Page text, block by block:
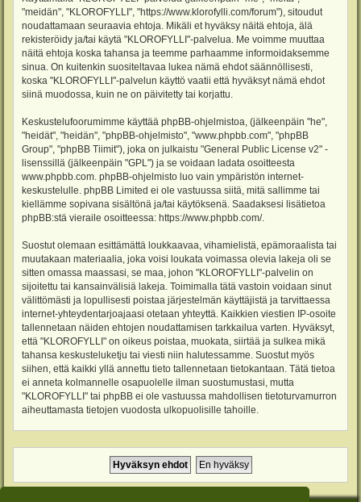
"meidän", "KLOROFYLLI", "https://www.klorofylli.com/forum"), sitoudut
noudattamaan seuraavia ehtoja. Mikäli et hyväksy näitä ehtoja, älä
rekisteröidy ja/tai käytä "KLOROFYLLI"-palvelua. Me voimme muuttaa
näitä ehtoja koska tahansa ja teemme parhaamme informoidaksemme
sinua. On kuitenkin suositeltavaa lukea nämä ehdot säännöllisesti,
koska "KLOROFYLLI"-palvelun käyttö vaatii että hyväksyt nämä ehdot
siinä muodossa, kuin ne on päivitetty tai korjattu.
Keskustelufoorumimme käyttää phpBB-ohjelmistoa, (jälkeenpäin "he",
"heidät", "heidän", "phpBB-ohjelmisto", "www.phpbb.com", "phpBB
Group", "phpBB Tiimit"), joka on julkaistu "General Public License v2" -
lisenssillä (jälkeenpäin "GPL") ja se voidaan ladata osoitteesta
www.phpbb.com . phpBB-ohjelmisto luo vain ympäristön internet-
keskustelulle. phpBB Limited ei ole vastuussa siitä, mitä sallimme tai
kiellämme sopivana sisältönä ja/tai käytöksenä. Saadaksesi lisätietoa
phpBB:stä vieraile osoitteessa: https://www.phpbb.com/.
Suostut olemaan esittämättä loukkaavaa, vihamielistä, epämoraalista tai
muutakaan materiaalia, joka voisi loukata voimassa olevia lakeja oli se
sitten omassa maassasi, se maa, johon "KLOROFYLLI"-palvelin on
sijoitettu tai kansainvälisiä lakeja. Toimimalla tätä vastoin voidaan sinut
välittömästi ja lopullisesti poistaa järjestelmän käyttäjistä ja tarvittaessa
internet-yhteydentarjoajaasi otetaan yhteyttä. Kaikkien viestien IP-osoite
tallennetaan näiden ehtojen noudattamisen tarkkailua varten. Hyväksyt,
että "KLOROFYLLI" on oikeus poistaa, muokata, siirtää ja sulkea mikä
tahansa keskusteluketju tai viesti niin halutessamme. Suostut myös
siihen, että kaikki yllä annettu tieto tallennetaan tietokantaan. Tätä tietoa
ei anneta kolmannelle osapuolelle ilman suostumustasi, mutta
"KLOROFYLLI" tai phpBB ei ole vastuussa mahdollisen tietoturvamurron
aiheuttamasta tietojen vuodosta ulkopuolisille tahoille.